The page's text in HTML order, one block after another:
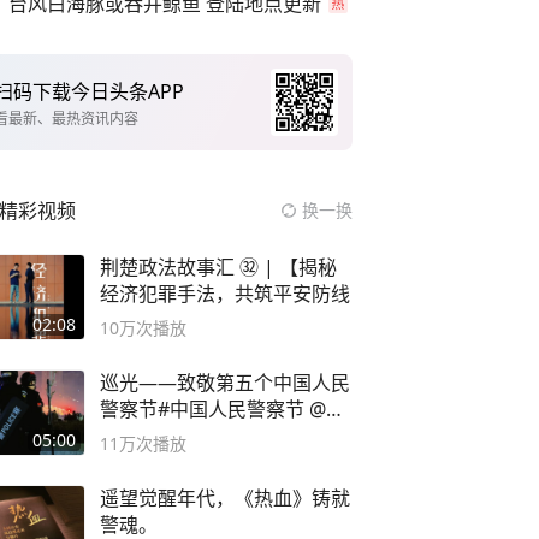
码下载今日头条APP
最新、最热资讯内容
精彩视频 换一换
02:08
荆楚政法故事汇 ㉜ | 【揭秘
经济犯罪手法，共筑平安防线
10万次播放
05:00
巡光——致敬第五个中国人民
警察节#中国人民警察节 @抖
音小助手
11万次播放
遥望觉醒年代，《热血》铸就
警魂。